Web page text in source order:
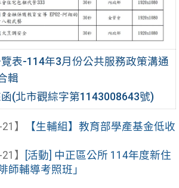
表-114年3月份公共服務政策溝通
輯
(北市觀綜字第1143008643號)
】
【生輔組】教育部學產基金低收
】
[活動] 中正區公所 114年度新住
師輔導考照班」